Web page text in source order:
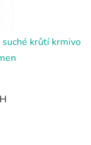
krůtí krmivo